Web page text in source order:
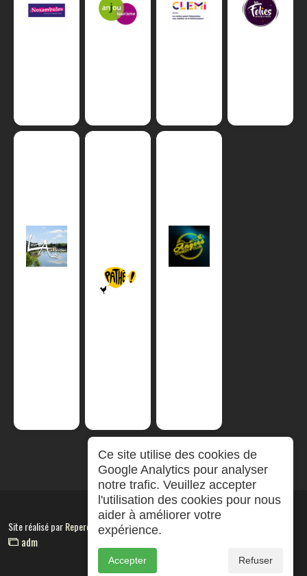
Site réalisé parRepereCom
adm
Ce site utilise des cookies de
Google Analytics pour analyser
notre trafic. Veuillez accepter
l'utilisation des cookies pour nous
aider à améliorer votre
expérience.
Accepter Refuser